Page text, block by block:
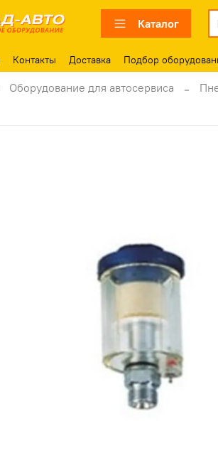
Каталог
Контакты Доставка Подбор
Оборудование для автосервиса